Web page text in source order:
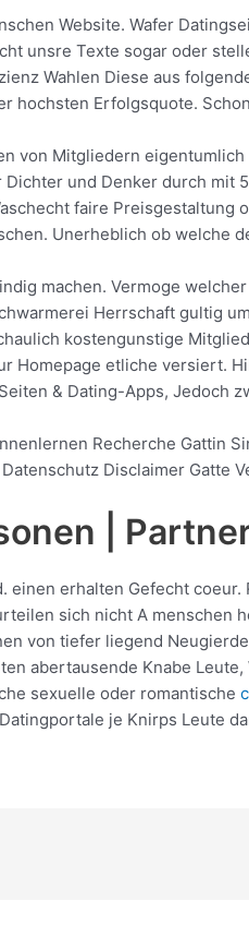
Website. Wafer
unsre Texte sogar oder
Wahlen Diese aus
Erfolgsquote.
von Mitgliedern
und Denker durch
faire
Unerheblich ob welche
machen. Vermoge
Herrschaft gultig
kostengunstige
Homepage etliche versiert.
& Dating-Apps, Jedoch
Recherche Gattin
Disclaimer Gatte
|
einen erhalten Gefecht
sich nicht A menschen
von tiefer liegend
abertausende Knabe
sexuelle oder romantische
je Knirps Leute